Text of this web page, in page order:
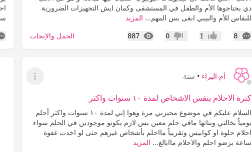
دي يحتاجوها الأم والطفل في المستشفى وكمان ايش التجهيزات الضرورية
للنفاس للأم والبيبي ابغى بس المهم... المزيد
8
التعليقات إعجاب1 عدم إعجاب
0
887
المشاهدات الحمل والإنجاب
أم البراء • سنة
عرض القائمة
كثرة الاحلام بنفس الاشخاص لمدة ١٠ سنوات واكثر
السلام عليكم في موضوع محيرني مرة وهوا إني لمدة ١٠ سنوات واكثر أحلم
يومياً بخالتي وبناتها مافي حلم معين بس لازم يكونو موجودين في الحلم سواء
احلام حلوة او كوابيس وتقريباً مااحلم بأشخاص غيرهم حتى لو اخدت غفوة
ساعة برضو احلم والاحلام ماابالغ... المزيد